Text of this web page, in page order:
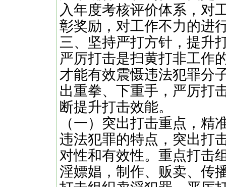
入年度考核评价体系，对
彰奖励，对工作不力的进
三、坚持严打方针，提升
严厉打击是扫黄打非工作
才能有效震慑违法犯罪分
出重拳、下重手，严厉打
断提升打击效能。
（一）突出打击重点，精
违法犯罪的特点，突出打
对性和有效性。重点打击
淫嫖娼，制作、贩卖、传